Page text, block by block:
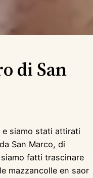
di San
e siamo stati attirati
San Marco, di
fatti trascinare
mazzancolle en saor